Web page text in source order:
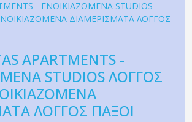
APARTMENTS -
STUDIOS ΛΟΓΓΟΣ
ΛΟΓΓΟΣ ΠΑΞΟΙ